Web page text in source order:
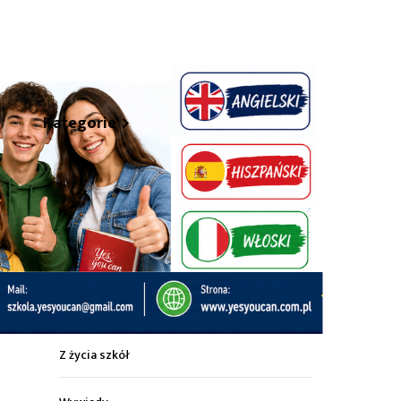
Kategorie
Z życia miasta
Sport
Kultura
Wiadomości z regionu
Z życia szkół